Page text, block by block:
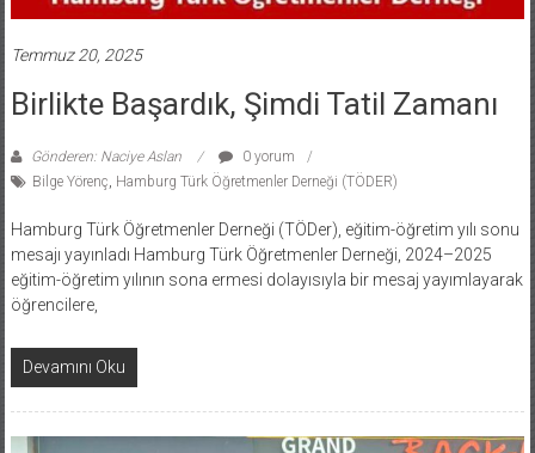
Temmuz 20, 2025
Birlikte Başardık, Şimdi Tatil Zamanı
Gönderen: Naciye Aslan
0 yorum
Bilge Yörenç Hamburg Türk Öğretmenler Derneği (TÖDER)
Hamburg Türk Öğretmenler Derneği (TÖDer), eğitim-öğretim yılı sonu
mesajı yayınladı Hamburg Türk Öğretmenler Derneği, 2024–2025
eğitim-öğretim yılının sona ermesi dolayısıyla bir mesaj yayımlayarak
öğrencilere,
Devamını Oku